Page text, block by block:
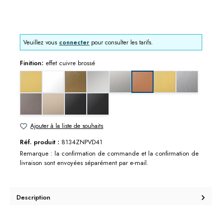
Veuillez vous connecter pour consulter les tarifs.
Finition: effet cuivre brossé
bronze doré brossé
chromé brillantchromé mat
Ajouter à la liste de souhaits
Réf. produit : 8134ZNPVD41
Remarque : la confirmation de commande et la confirmation de
livraison sont envoyées séparément par e-mail.
Description